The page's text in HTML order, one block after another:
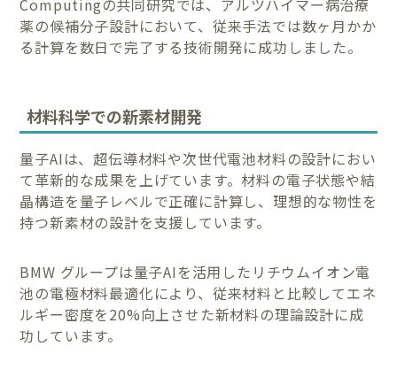
薬の候補分子設計において、従来手法では数ヶ月かか
る計算を数日で完了する技術開発に成功しました。
材料科学での新素材開発
量子AIは、超伝導材料や次世代電池材料の設計におい
て革新的な成果を上げています。材料の電子状態や結
晶構造を量子レベルで正確に計算し、理想的な物性を
持つ新素材の設計を支援しています。
BMW グループは量子AIを活用したリチウムイオン電
池の電極材料最適化により、従来材料と比較してエネ
ルギー密度を20%向上させた新材料の理論設計に成
功しています。